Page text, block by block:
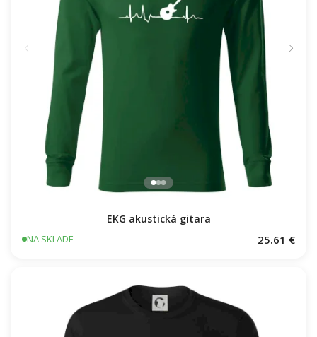
EKG akustická gitara
NA SKLADE 25.61 €